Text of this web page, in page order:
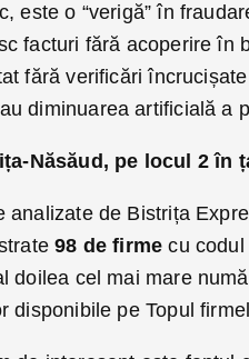
este o “verigă” în
facturi fără acoperire în
fără verificări
diminuarea artificială a
Năsăud, pe locul 2 în
analizate de Bistrița
98 de firme cu codul
doilea cel mai mare
disponibile pe Topul